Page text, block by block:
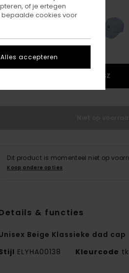
1SZ
Dit product is momenteel niet op
Koop andere opties
& functies
Beige Klassieke dad cap
ELYHA00138 Kleurcode
of je ertegen
cookies voor
Alles accepteren